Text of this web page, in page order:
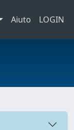
Aiuto LOGIN